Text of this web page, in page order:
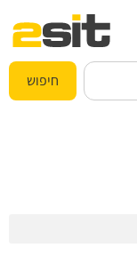
חיפוש